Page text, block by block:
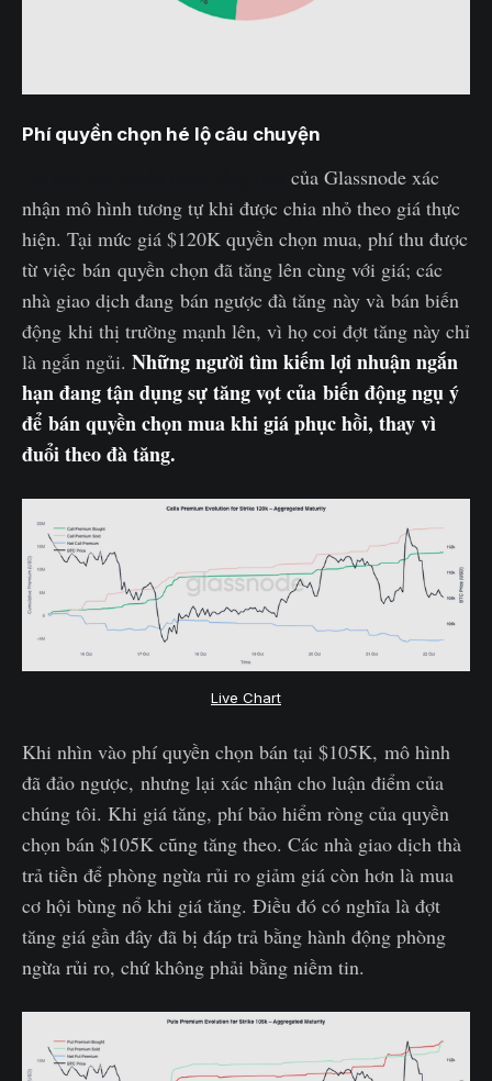
Phí quyền chọn hé lộ câu chuyện
của Glassnode xác
nhận mô hình tương tự khi được chia nhỏ theo giá thực
hiện. Tại mức giá $120K quyền chọn mua, phí thu được
từ việc bán quyền chọn đã tăng lên cùng với giá; các
nhà giao dịch đang bán ngược đà tăng này và bán biến
động khi thị trường mạnh lên, vì họ coi đợt tăng này chỉ
là ngắn ngủi. Những người tìm kiếm lợi nhuận ngắn
hạn đang tận dụng sự tăng vọt của biến động ngụ ý
để bán quyền chọn mua khi giá phục hồi, thay vì
đuổi theo đà tăng.
Live Chart
Khi nhìn vào phí quyền chọn bán tại $105K, mô hình
đã đảo ngược, nhưng lại xác nhận cho luận điểm của
chúng tôi. Khi giá tăng, phí bảo hiểm ròng của quyền
chọn bán $105K cũng tăng theo. Các nhà giao dịch thà
trả tiền để phòng ngừa rủi ro giảm giá còn hơn là mua
cơ hội bùng nổ khi giá tăng. Điều đó có nghĩa là đợt
tăng giá gần đây đã bị đáp trả bằng hành động phòng
ngừa rủi ro, chứ không phải bằng niềm tin.